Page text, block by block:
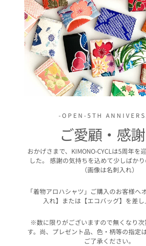
-OPEN-5TH
ご愛顧・感謝
おかげさまで、KIMONO-CYCLは5周年を
した。 感謝の気持ちを込めて少しばかり
（画像は名刺入れ）
「着物アロハシャツ」ご購入のお客様へ
入れ】または【エコバッグ】を差し
※数に限りがございますので無くなり次
す。尚、プレゼント品、色・柄等の指定
ご了承ください。